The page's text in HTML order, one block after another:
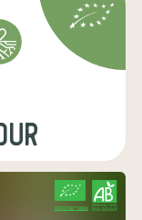
CERTIFIÉ PAR FR-BIO-01
AGRICULTURE FRANCE